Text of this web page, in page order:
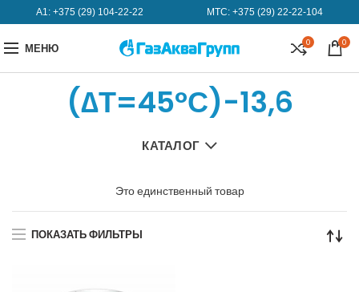
А1: +375 (29) 104-22-22 МТС:+375 (29) 22-22-104
МЕНЮ 0 0
(∆Т=45°С)-13,6
КАТАЛОГ
Это единственный товар
ПОКАЗАТЬ ФИЛЬТРЫ